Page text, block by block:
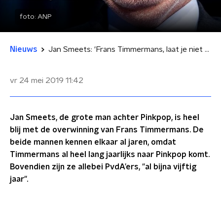
foto: ANP
Nieuws Jan Smeets: 'Frans Timmermans, laat je niet wegzetten!’
vr 24 mei 2019 11:42
Jan Smeets, de grote man achter Pinkpop, is heel
blij met de overwinning van Frans Timmermans. De
beide mannen kennen elkaar al jaren, omdat
Timmermans al heel lang jaarlijks naar Pinkpop komt.
Bovendien zijn ze allebei PvdA’ers, "al bijna vijftig
jaar".